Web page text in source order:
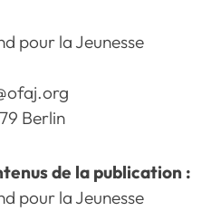
pour la Jeunesse
Berlin
de la publication :
pour la Jeunesse